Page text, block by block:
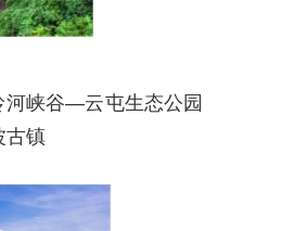
峡谷—云屯生态公园
镇